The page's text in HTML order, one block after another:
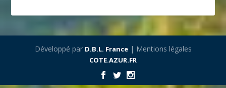
Développé par D.B.L. France| Mentions légales
COTE.AZUR.FR